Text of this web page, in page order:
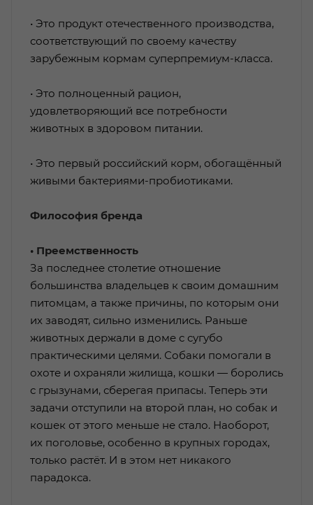
• Это продукт отечественного производства,
соответствующий по своему качеству
зарубежным кормам суперпремиум-класса.
• Это полноценный рацион,
удовлетворяющий все потребности
животных в здоровом питании.
• Это первый российский корм, обогащённый
живыми бактериями-пробиотиками.
Философия бренда
• Преемственность
За последнее столетие отношение
большинства владельцев к своим до­машним
питомцам, а также причины, по которым они
их заводят, сильно изменились. Раньше
животных держали в доме с сугубо
практическими целями. Собаки помогали в
охоте и охраняли жилища, кошки — боролись
с грызунами, сберегая припасы. Теперь эти
задачи отступили на второй план, но собак и
кошек от этого меньше не стало. Наоборот,
их поголовье, особенно в крупных городах,
только растёт. И в этом нет никакого
парадокса.